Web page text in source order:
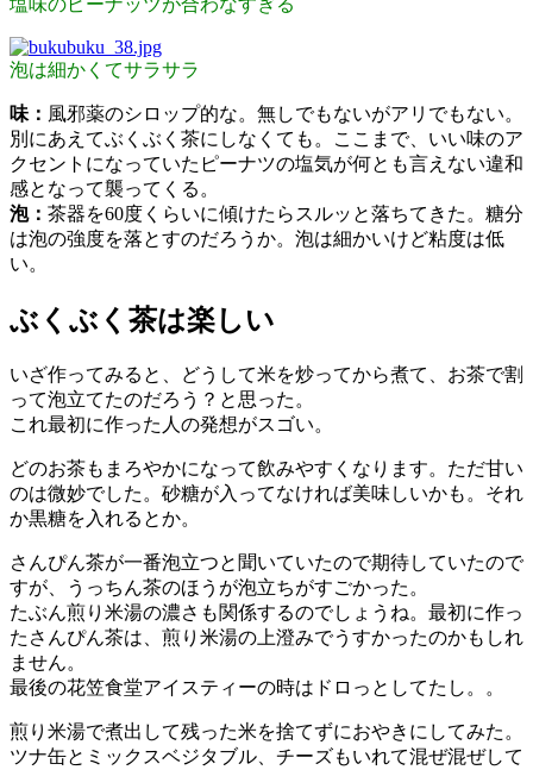
塩味のピーナッツが合わなすぎる
泡は細かくてサラサラ
味： 風邪薬のシロップ的な。無しでもないがアリでもない。
別にあえてぶくぶく茶にしなくても。ここまで、いい味のア
クセントになっていたピーナツの塩気が何とも言えない違和
感となって襲ってくる。
泡： 茶器を60度くらいに傾けたらスルッと落ちてきた。糖分
は泡の強度を落とすのだろうか。泡は細かいけど粘度は低
い。
ぶくぶく茶は楽しい
いざ作ってみると、どうして米を炒ってから煮て、お茶で割
って泡立てたのだろう？と思った。
これ最初に作った人の発想がスゴい。
どのお茶もまろやかになって飲みやすくなります。ただ甘い
のは微妙でした。砂糖が入ってなければ美味しいかも。それ
か黒糖を入れるとか。
さんぴん茶が一番泡立つと聞いていたので期待していたので
すが、うっちん茶のほうが泡立ちがすごかった。
たぶん煎り米湯の濃さも関係するのでしょうね。最初に作っ
たさんぴん茶は、煎り米湯の上澄みでうすかったのかもしれ
ません。
最後の花笠食堂アイスティーの時はドロっとしてたし。。
煎り米湯で煮出して残った米を捨てずにおやきにしてみた。
ツナ缶とミックスベジタブル、チーズもいれて混ぜ混ぜして